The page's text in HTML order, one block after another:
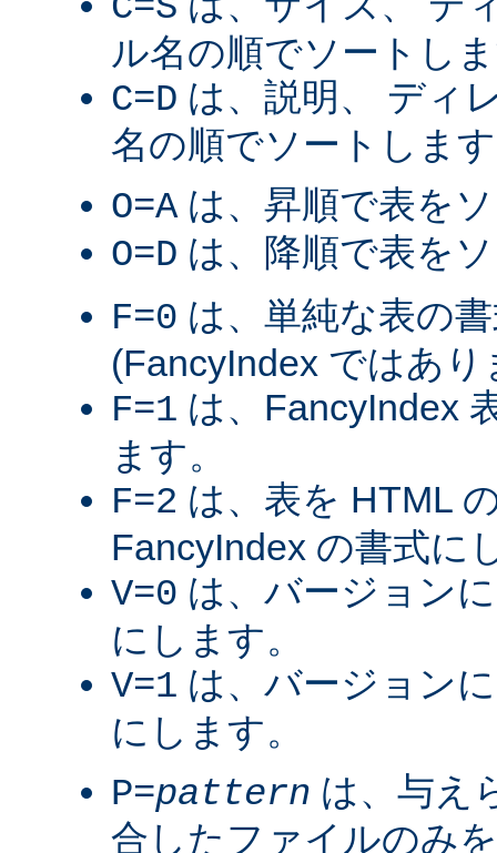
ル名の順でソートし
C=D は、説明、 ディ
名の順でソートしま
O=A は、昇順で表を
O=D は、降順で表を
F=0 は、単純な表の
(FancyIndex ではあり
F=1 は、FancyIndex
ます。
F=2 は、表を HTML
FancyIndex の書式に
V=0 は、バージョン
にします。
V=1 は、バージョン
にします。
P=pattern は、与え
合したファイルのみ